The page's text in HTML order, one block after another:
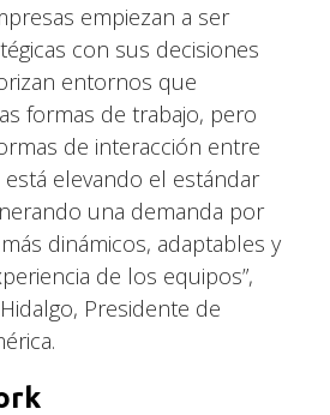
empiezan a ser
con sus decisiones
entornos que
formas de trabajo, pero
de interacción entre
está elevando el estándar
una demanda por
dinámicos, adaptables y
de los equipos”,
Presidente de